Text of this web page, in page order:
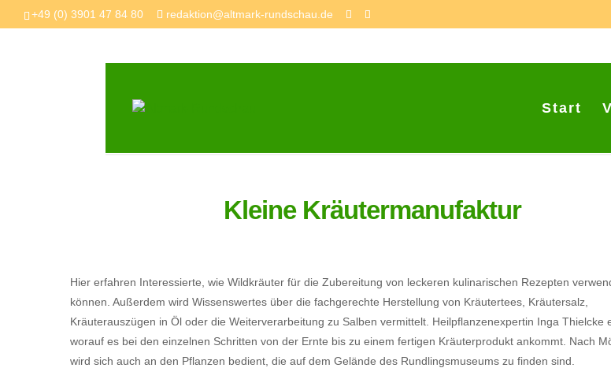
+49 (0) 3901 47 84 80 redaktion@altmark-rundschau.de
Start
Kleine Kräutermanufaktur
Hier erfahren Interessierte, wie Wildkräuter für die Zubereitung von leckeren kulinarischen Rezepten
können. Außerdem wird Wissenswertes über die fachgerechte Herstellung von Kräutertees, Kräutersalz,
Kräuterauszügen in Öl oder die Weiterverarbeitung zu Salben vermittelt. Heilpflanzenexpertin Inga Thielcke
worauf es bei den einzelnen Schritten von der Ernte bis zu einem fertigen Kräuterprodukt ankommt. Nach
wird sich auch an den Pflanzen bedient, die auf dem Gelände des Rundlingsmuseums zu finden sind.